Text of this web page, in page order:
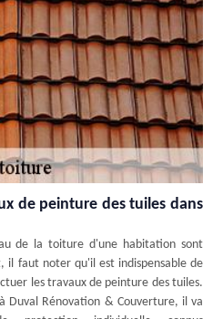
de peinture des tuiles dans
de la toiture d'une habitation sont
il faut noter qu'il est indispensable de
les travaux de peinture des tuiles.
Duval Rénovation & Couverture, il va